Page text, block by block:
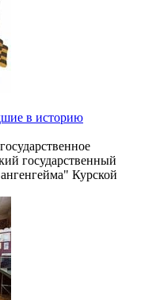
в историю
государственный
Курской